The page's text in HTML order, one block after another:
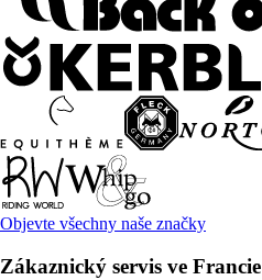
Objevte všechny naše značky
Zákaznický servis ve Francie